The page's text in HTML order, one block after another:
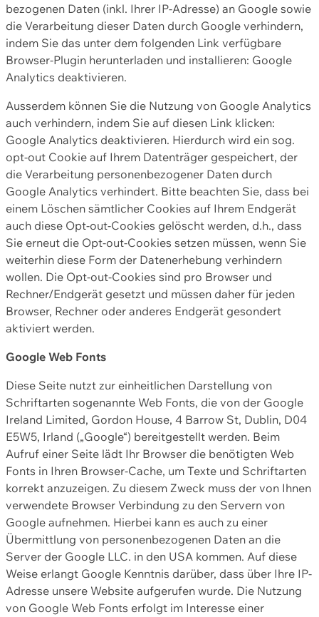
bezogenen Daten (inkl. Ihrer IP-Adresse) an Google sowie
die Verarbeitung dieser Daten durch Google verhindern,
indem Sie das unter dem folgenden Link verfügbare
Browser-Plugin herunterladen und installieren: Google
Analytics deaktivieren.
Ausserdem können Sie die Nutzung von Google Analytics
auch verhindern, indem Sie auf diesen Link klicken:
Google Analytics deaktivieren. Hierdurch wird ein sog.
opt-out Cookie auf Ihrem Datenträger gespeichert, der
die Verarbeitung personenbezogener Daten durch
Google Analytics verhindert. Bitte beachten Sie, dass bei
einem Löschen sämtlicher Cookies auf Ihrem Endgerät
auch diese Opt-out-Cookies gelöscht werden, d.h., dass
Sie erneut die Opt-out-Cookies setzen müssen, wenn Sie
weiterhin diese Form der Datenerhebung verhindern
wollen. Die Opt-out-Cookies sind pro Browser und
Rechner/Endgerät gesetzt und müssen daher für jeden
Browser, Rechner oder anderes Endgerät gesondert
aktiviert werden.
Google Web Fonts
Diese Seite nutzt zur einheitlichen Darstellung von
Schriftarten sogenannte Web Fonts, die von der Google
Ireland Limited, Gordon House, 4 Barrow St, Dublin, D04
E5W5, Irland („Google“) bereitgestellt werden. Beim
Aufruf einer Seite lädt Ihr Browser die benötigten Web
Fonts in Ihren Browser-Cache, um Texte und Schriftarten
korrekt anzuzeigen. Zu diesem Zweck muss der von Ihnen
verwendete Browser Verbindung zu den Servern von
Google aufnehmen. Hierbei kann es auch zu einer
Übermittlung von personenbezogenen Daten an die
Server der Google LLC. in den USA kommen. Auf diese
Weise erlangt Google Kenntnis darüber, dass über Ihre IP-
Adresse unsere Website aufgerufen wurde. Die Nutzung
von Google Web Fonts erfolgt im Interesse einer